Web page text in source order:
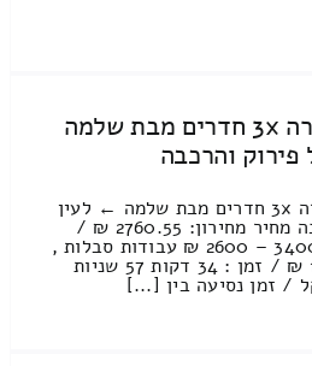
עלות הובלה של דירה 3x חדרים מבת שלמה
והרכבה
הצעת מחיר להובלת דירה 3x חדרים מבת שלמה ← לעין
מאהל כולל פירוק והרכבה מחיר מחירון: 2760.55 ₪ /
אלה שבטווח המחירים 3400 – 2600 ₪ עבודות סבלות ,
טעינה ופריקה : 1561.59 ₪ / זמן : 34 דקות 57 שניות